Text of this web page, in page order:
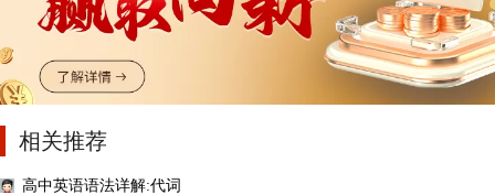
相关推荐
高中英语语法详解:代词